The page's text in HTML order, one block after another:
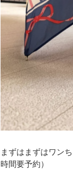
まずはまずはワン
時間要予約）